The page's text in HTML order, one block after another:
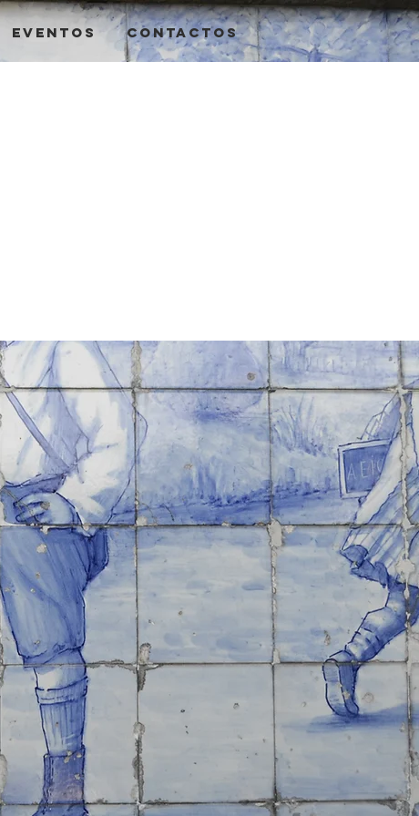
Eventos Contactos